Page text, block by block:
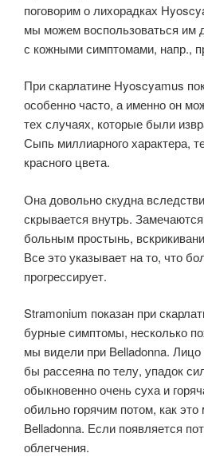
поговорим о лихорадках
мы можем воспользоваться им
с кожными симптомами, напр.,
При скарлатине Hyoscyamus
особенно часто, а именно он
тех случаях, которые были
Сыпь миллиарного характера,
красного цвета.
Она довольно скудна
скрывается внутрь.
больным простынь,
Все это указывает на то, что
прогрессирует.
Stramonium показан при
бурные симптомы, несколько
мы видели при Belladonna. Лицо
бы рассеяна по телу, упадок
обыкновенно очень суха и
обильно горячим потом, как
Belladonna. Если появляется
облегчения.